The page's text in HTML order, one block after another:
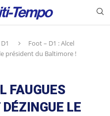
Foot – D1 : Alcel
président du Baltimore !
FAUGUES
LE